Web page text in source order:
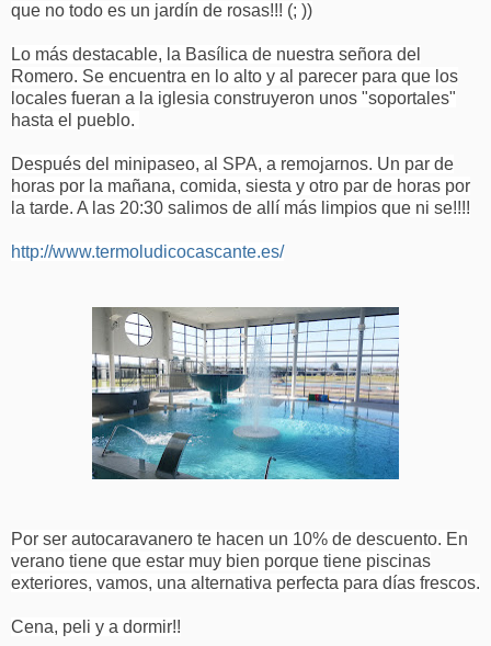
que no todo es un jardín de rosas!!! (; ))
Lo más destacable, la Basílica de nuestra señora del
Romero. Se encuentra en lo alto y al parecer para que los
locales fueran a la iglesia construyeron unos "soportales"
hasta el pueblo.
Después del minipaseo, al SPA, a remojarnos. Un par de
horas por la mañana, comida, siesta y otro par de horas por
la tarde. A las 20:30 salimos de allí más limpios que ni se!!!!
http://www.termoludicocascante.es/
Por ser autocaravanero te hacen un 10% de descuento. En
verano tiene que estar muy bien porque tiene piscinas
exteriores, vamos, una alternativa perfecta para días frescos.
Cena, peli y a dormir!!